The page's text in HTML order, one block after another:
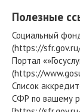
Полезные
Социальный
(https://
Портал
(https://
Список
СФР по вашему